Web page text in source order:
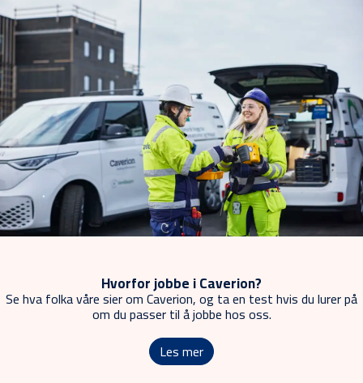
Hvorfor jobbe i Caverion?
Se hva folka våre sier om Caverion, og ta en test hvis du lurer på
om du passer til å jobbe hos oss.
Les mer